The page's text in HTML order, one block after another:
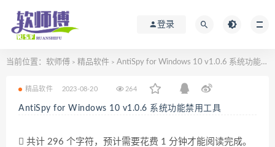
登录
当前位置： 软师傅 > 精品软件 > AntiSpy for Windows 10 v1.0.6 系统功能禁用工具
精品软件 2023-08-20 264
AntiSpy for Windows 10 v1.0.6 系统功能禁用工具
共计 296 个字符，预计需要花费 1 分钟才能阅读完成。